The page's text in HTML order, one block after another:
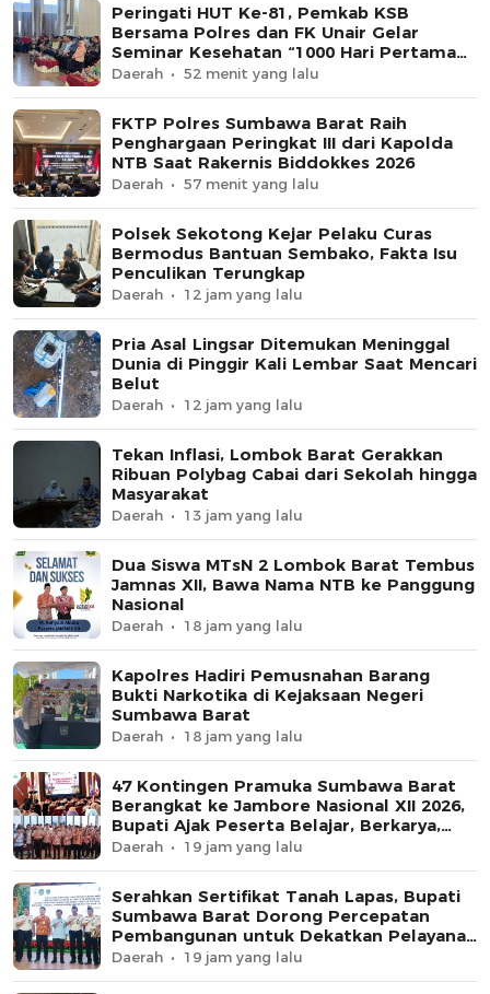
Peringati HUT Ke-81, Pemkab KSB
Bersama Polres dan FK Unair Gelar
Seminar Kesehatan “1000 Hari Pertama
Kehidupan”
Daerah 52 menit yang lalu
FKTP Polres Sumbawa Barat Raih
Penghargaan Peringkat III dari Kapolda
NTB Saat Rakernis Biddokkes 2026
Daerah 57 menit yang lalu
Polsek Sekotong Kejar Pelaku Curas
Bermodus Bantuan Sembako, Fakta Isu
Penculikan Terungkap
Daerah 12 jam yang lalu
Pria Asal Lingsar Ditemukan Meninggal
Dunia di Pinggir Kali Lembar Saat Mencari
Belut
Daerah 12 jam yang lalu
Tekan Inflasi, Lombok Barat Gerakkan
Ribuan Polybag Cabai dari Sekolah hingga
Masyarakat
Daerah 13 jam yang lalu
Dua Siswa MTsN 2 Lombok Barat Tembus
Jamnas XII, Bawa Nama NTB ke Panggung
Nasional
Daerah 18 jam yang lalu
Kapolres Hadiri Pemusnahan Barang
Bukti Narkotika di Kejaksaan Negeri
Sumbawa Barat
Daerah 18 jam yang lalu
47 Kontingen Pramuka Sumbawa Barat
Berangkat ke Jambore Nasional XII 2026,
Bupati Ajak Peserta Belajar, Berkarya,
dan Harumkan Nama Daerah
Daerah 19 jam yang lalu
Serahkan Sertifikat Tanah Lapas, Bupati
Sumbawa Barat Dorong Percepatan
Pembangunan untuk Dekatkan Pelayanan
Pemasyarakatan
Daerah 19 jam yang lalu